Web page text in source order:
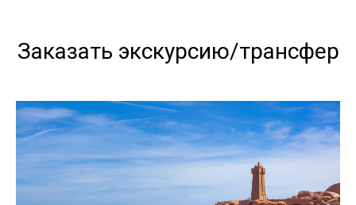
Заказать экскурсию/трансфер